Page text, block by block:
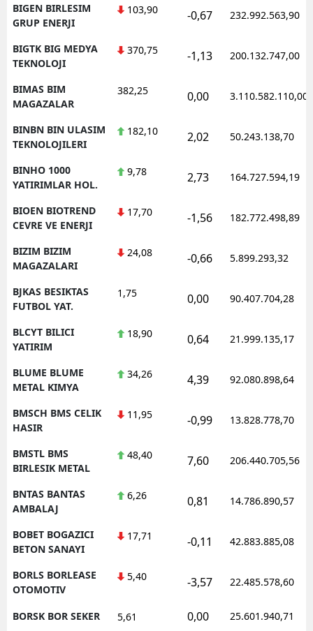
BIGEN BIRLESIM
GRUP ENERJI
103,90 -0,67 232.992.563,90
BIGTK BIG MEDYA
TEKNOLOJI
370,75 -1,13 200.132.747,00
BIMAS BIM
MAGAZALAR
382,25 0,00 3.110.582.110,00
BINBN BIN ULASIM
TEKNOLOJILERI
182,10 2,02 50.243.138,70
BINHO 1000
YATIRIMLAR HOL.
9,78 2,73 164.727.594,19
BIOEN BIOTREND
CEVRE VE ENERJI
17,70 -1,56 182.772.498,89
BIZIM BIZIM
MAGAZALARI
24,08 -0,66 5.899.293,32
BJKAS BESIKTAS
FUTBOL YAT.
1,75 0,00 90.407.704,28
BLCYT BILICI
YATIRIM
18,90 0,64 21.999.135,17
BLUME BLUME
METAL KIMYA
34,26 4,39 92.080.898,64
BMSCH BMS CELIK
HASIR
11,95 -0,99 13.828.778,70
BMSTL BMS
BIRLESIK METAL
48,40 7,60 206.440.705,56
BNTAS BANTAS
AMBALAJ
6,26 0,81 14.786.890,57
BOBET BOGAZICI
BETON SANAYI
17,71 -0,11 42.883.885,08
BORLS BORLEASE
OTOMOTIV
5,40 -3,57 22.485.578,60
BORSK BOR SEKER 5,61 0,00 25.601.940,71